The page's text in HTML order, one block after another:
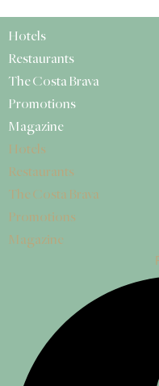
Hotels
Restaurants
The Costa Brava
Promotions
Magazine
Hotels
Restaurants
The Costa Brava
Promotions
Magazine